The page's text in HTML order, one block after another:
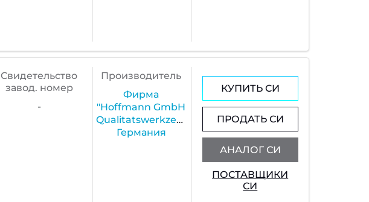
Cвидетельство
завод. номер
-
Производитель
Фирма
"Hoffmann GmbH
Qualitatswerkzeuge",
Германия
КУПИТЬ СИ
ПРОДАТЬ СИ
АНАЛОГ СИ
ПОСТАВЩИКИ
СИ